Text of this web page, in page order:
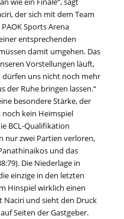
der sich mit dem Team
Sports Arena
entsprechenden
damit umgehen. Das
Vorstellungen läuft,
uns nicht noch mehr
der Ruhe bringen lassen.“
besondere Stärke, der
kein Heimspiel
BCL-Qualifikation
nur zwei Partien verloren,
und das
Die Niederlage in
einzige in den letzten
Hinspiel wirklich einen
Naciri und sieht den Druck
Seiten der Gastgeber.